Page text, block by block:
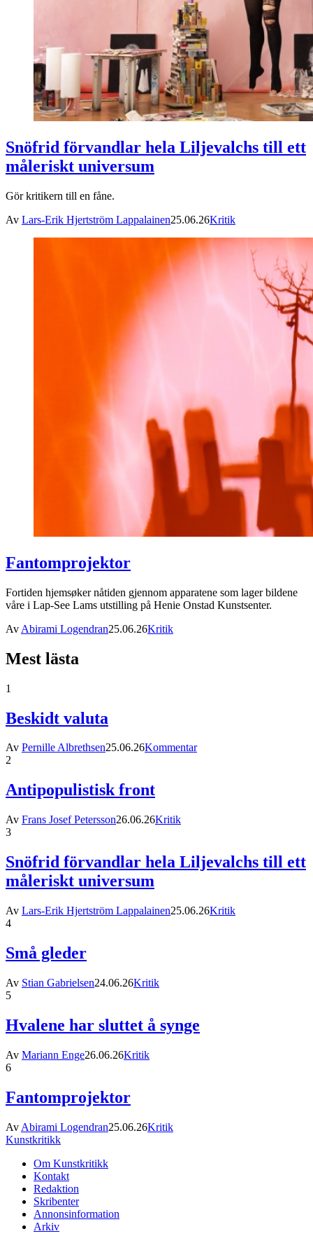
Snöfrid förvandlar hela Liljevalchs till ett
måleriskt universum
Gör kritikern till en fåne.
Av Lars-Erik Hjertström Lappalainen25.06.26Kritik
Fantomprojektor
Fortiden hjemsøker nåtiden gjennom apparatene som lager bildene
våre i Lap-See Lams utstilling på Henie Onstad Kunstsenter.
Av Abirami Logendran25.06.26Kritik
Mest lästa
1
Beskidt valuta
Av Pernille Albrethsen25.06.26Kommentar
2
Antipopulistisk front
Av Frans Josef Petersson26.06.26Kritik
3
Snöfrid förvandlar hela Liljevalchs till ett
måleriskt universum
Av Lars-Erik Hjertström Lappalainen25.06.26Kritik
4
Små gleder
Av Stian Gabrielsen24.06.26Kritik
5
Hvalene har sluttet å synge
Av Mariann Enge26.06.26Kritik
6
Fantomprojektor
Av Abirami Logendran25.06.26Kritik
Kunstkritikk
Om Kunstkritikk
Kontakt
Redaktion
Skribenter
Annonsinformation
Arkiv